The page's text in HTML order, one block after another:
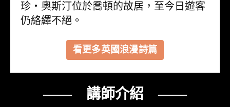
珍‧奧斯汀位於喬頓的故居，至今日遊客
仍絡繹不絕。
看更多英國浪漫詩篇
—— 講師介紹 ——